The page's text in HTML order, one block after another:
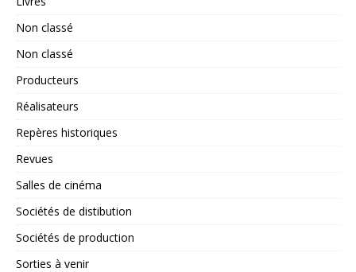
Non classé
Non classé
Producteurs
Réalisateurs
Repères historiques
Revues
Salles de cinéma
Sociétés de distibution
Sociétés de production
Sorties à venir